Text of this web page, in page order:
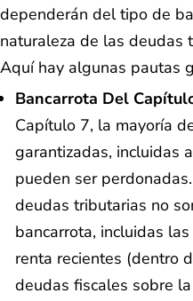
dependerán del tipo de
naturaleza de las deudas
Aquí hay algunas pautas
Bancarrota Del
Capítulo 7, la mayoría
garantizadas, incluidas
pueden ser
deudas tributarias no
bancarrota, incluidas
renta recientes (dentro
deudas fiscales sobre